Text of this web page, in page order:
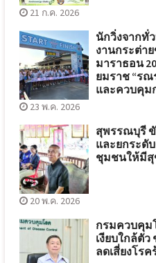
21 ก.ค. 2026
นักวิ่งจากทั่
งานกระต่า
มาราธอน
ยมราช “ร
และควบคุม
23 พ.ค. 2026
สุพรรณบุรี
และยกระดั
ชุมชนให้มีสุ
20 พ.ค. 2026
กรมควบคุม
เงียบใกล้ตั
ลดเสี่ยงโรค